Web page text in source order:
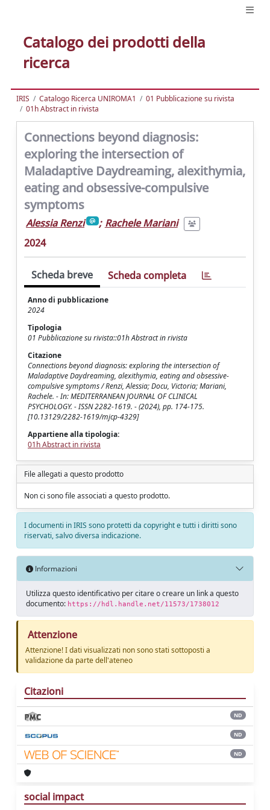
Catalogo dei prodotti della
ricerca
IRIS Catalogo Ricerca UNIROMA1
01 Pubblicazione su rivista
01h Abstract in rivista
Connections beyond diagnosis:
exploring the intersection of
Maladaptive Daydreaming, alexithymia,
eating and obsessive-compulsive
symptoms
Alessia Renzi ; Rachele Mariani
2024
Scheda breve Scheda completa
Anno di pubblicazione
2024
Tipologia
01 Pubblicazione su rivista::01h Abstract in rivista
Citazione
Connections beyond diagnosis: exploring the intersection of
Maladaptive Daydreaming, alexithymia, eating and obsessive-
compulsive symptoms / Renzi, Alessia; Docu, Victoria; Mariani,
Rachele. - In: MEDITERRANEAN JOURNAL OF CLINICAL
PSYCHOLOGY. - ISSN 2282-1619. - (2024), pp. 174-175.
[10.13129/2282-1619/mjcp-4329]
Appartiene alla tipologia:
01h Abstract in rivista
File allegati a questo prodotto
Non ci sono file associati a questo prodotto.
I documenti in IRIS sono protetti da copyright e tutti i diritti sono
riservati, salvo diversa indicazione.
Informazioni
Utilizza questo identificativo per citare o creare un link a questo
documento: https://hdl.handle.net/11573/1738012
Attenzione
Attenzione! I dati visualizzati non sono stati sottoposti a
validazione da parte dell'ateneo
Citazioni
ND
ND
ND
social impact